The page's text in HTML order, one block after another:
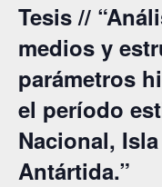
Tesis //
medios y
parámetros
el período
Nacional,
Antártida.”